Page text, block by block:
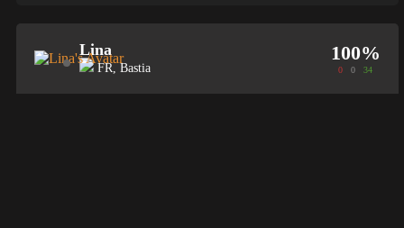
Lina
FR, Bastia
100%
0 034